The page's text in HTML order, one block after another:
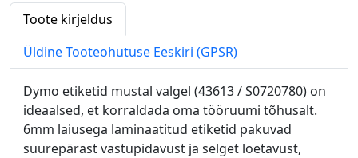
Toote kirjeldus
Üldine Tooteohutuse Eeskiri (GPSR)
Dymo etiketid mustal valgel (43613 / S0720780) on
ideaalsed, et korraldada oma tööruumi tõhusalt.
6mm laiusega laminaatitud etiketid pakuvad
suurepärast vastupidavust ja selget loetavust,